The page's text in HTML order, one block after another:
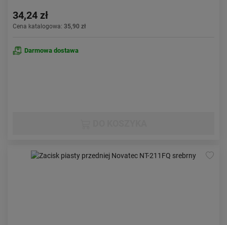
34,24 zł
Cena katalogowa: 35,90 zł
Darmowa dostawa